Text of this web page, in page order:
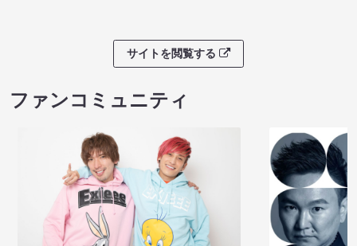
サイトを閲覧する
ファンコミュニティ